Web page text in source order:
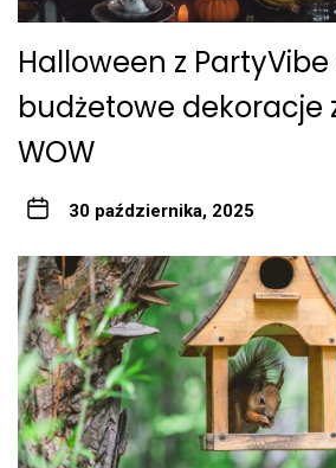
Halloween z PartyVibe
budżetowe dekoracje
WOW
30 października, 2025